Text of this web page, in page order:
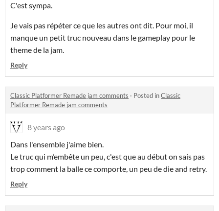
C'est sympa.
Je vais pas répéter ce que les autres ont dit. Pour moi, il
manque un petit truc nouveau dans le gameplay pour le
theme de la jam.
Reply
Classic Platformer Remade jam comments · Posted inClassic
Platformer Remade jam comments
8 years ago
Dans l'ensemble j'aime bien.
Le truc qui m’embête un peu, c'est que au début on sais pas
trop comment la balle ce comporte, un peu de die and retry.
Reply